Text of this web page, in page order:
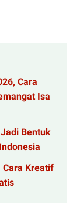
Cara
Isa
Bentuk
Cara Kreatif